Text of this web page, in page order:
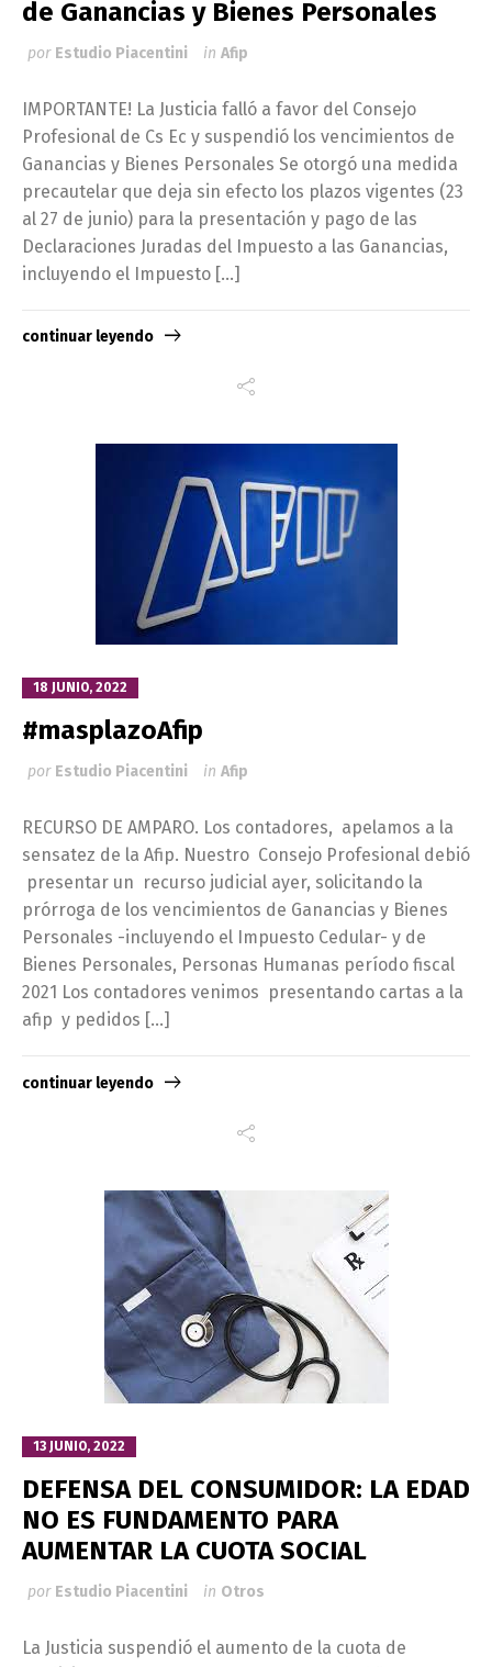
de Ganancias y Bienes Personales
por Estudio Piacentini in Afip
IMPORTANTE! La Justicia falló a favor del Consejo
Profesional de Cs Ec y suspendió los vencimientos de
Ganancias y Bienes Personales Se otorgó una medida
precautelar que deja sin efecto los plazos vigentes (23
al 27 de junio) para la presentación y pago de las
Declaraciones Juradas del Impuesto a las Ganancias,
incluyendo el Impuesto […]
continuar leyendo
18 JUNIO, 2022
#masplazoAfip
por Estudio Piacentini in Afip
RECURSO DE AMPARO. Los contadores, apelamos a la
sensatez de la Afip. Nuestro Consejo Profesional debió
presentar un recurso judicial ayer, solicitando la
prórroga de los vencimientos de Ganancias y Bienes
Personales -incluyendo el Impuesto Cedular- y de
Bienes Personales, Personas Humanas período fiscal
2021 Los contadores venimos presentando cartas a la
afip y pedidos […]
continuar leyendo
13 JUNIO, 2022
DEFENSA DEL CONSUMIDOR: LA EDAD
NO ES FUNDAMENTO PARA
AUMENTAR LA CUOTA SOCIAL
por Estudio Piacentini in Otros
La Justicia suspendió el aumento de la cuota de